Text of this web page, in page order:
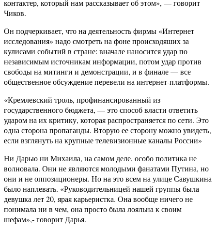
контактер, который нам рассказывает об этом», — говорит
Чиков.
Он подчеркивает, что на деятельность фирмы «Интернет
исследования» надо смотреть на фоне происходяших за
кулисами событий в стране: вначале наносится удар по
независимым источникам информации, потом удар против
свободы на митинги и демонстрации, и в финале — все
общественное обсуждение перевели на интернет-платформы.
«Кремлевский троль, профинансированный из
государственного бюджета, — это способ власти ответить
ударом на их критику, которая распространяется по сети. Это
одна сторона пропаганды. Вторую ее сторону можно увидеть,
если взглянуть на крупные телевизионные каналы России»
Ни Дарью ни Михаила, на самом деле, особо политика не
волновала. Они не являются молодыми фанатами Путина, но
они и не оппозиционеры. Но на это всем на улице Савушкина
было наплевать. «Руководительницей нашей группы была
девушка лет 20, ярая карьеристка. Она вообще ничего не
понимала ни в чем, она просто была лояльна к своим
шефам»,- говорит Дарья.